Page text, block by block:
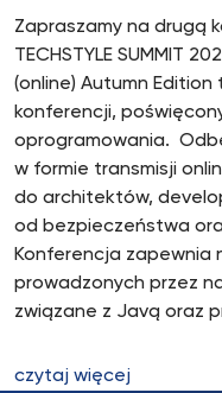
Zapraszamy na drugą
TECHSTYLE SUMMIT
(online) Autumn
konferencji,
oprogramowania.
w formie transmisji
do architektów,
od bezpieczeństwa
Konferencja zapewnia
prowadzonych przez
związane z Javą oraz
czytaj więcej